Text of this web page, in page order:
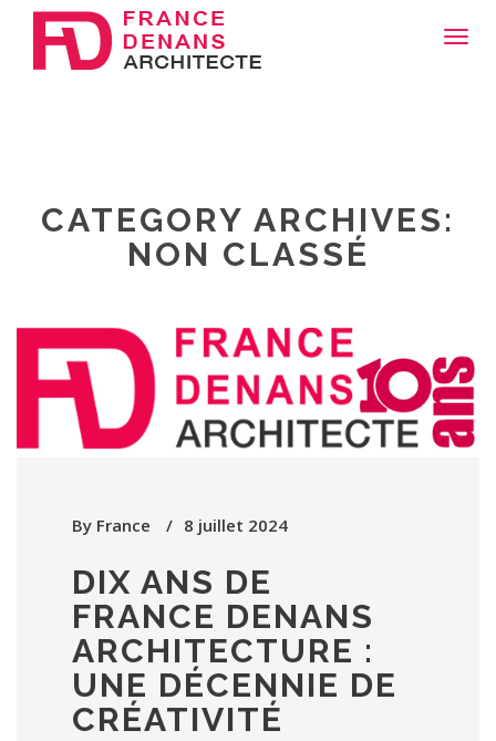
CATEGORY ARCHIVES:
NON CLASSÉ
By France 8 juillet 2024
DIX ANS DE
FRANCE DENANS
ARCHITECTURE :
UNE DÉCENNIE DE
CRÉATIVITÉ